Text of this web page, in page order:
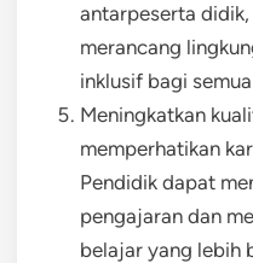
antarpeserta
merancang
inklusif bagi
Meningkatkan
memperhatikan
Pendidik dapat
pengajaran dan
belajar yang lebih